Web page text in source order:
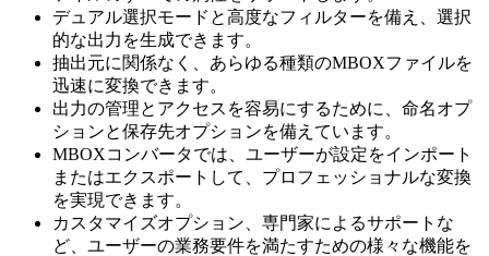
デュアル選択モードと高度なフィルターを備え、選択
的な出力を生成できます。
抽出元に関係なく、あらゆる種類のMBOXファイルを
迅速に変換できます。
出力の管理とアクセスを容易にするために、命名オプ
ションと保存先オプションを備えています。
MBOXコンバータでは、ユーザーが設定をインポート
またはエクスポートして、プロフェッショナルな変換
を実現できます。
カスタマイズオプション、専門家によるサポートな
ど、ユーザーの業務要件を満たすための様々な機能を